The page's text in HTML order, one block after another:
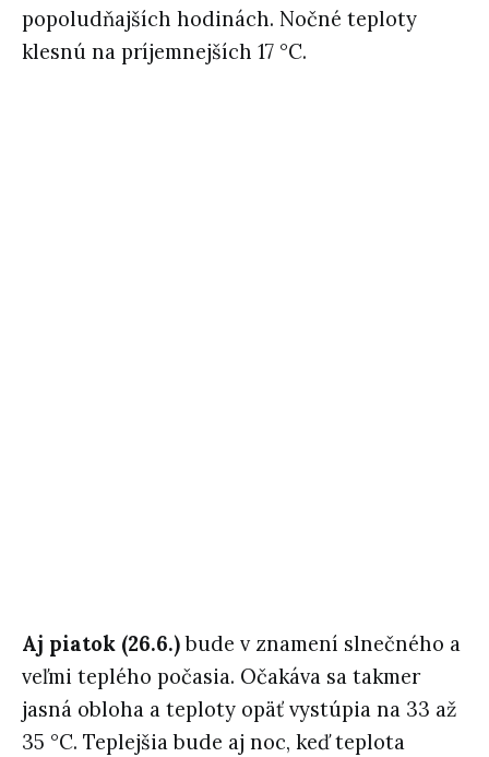
popoludňajších hodinách. Nočné teploty
klesnú na príjemnejších 17 °C.
Aj piatok (26.6.)bude v znamení slnečného a
veľmi teplého počasia. Očakáva sa takmer
jasná obloha a teploty opäť vystúpia na 33 až
35 °C. Teplejšia bude aj noc, keď teplota